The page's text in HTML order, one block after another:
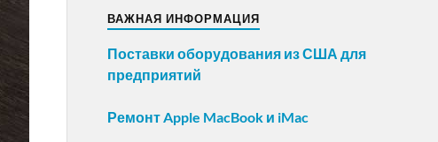
ВАЖНАЯ ИНФОРМАЦИЯ
Поставки оборудования из США для
предприятий
Ремонт Apple MacBook и iMac